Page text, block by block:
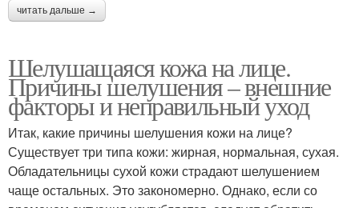
читать дальше →
Шелушащаяся кожа на лице.
Причины шелушения – внешние
факторы и неправильный уход
Итак, какие причины шелушения кожи на лице?
Существует три типа кожи: жирная, нормальная, сухая.
Обладательницы сухой кожи страдают шелушением
чаще остальных. Это закономерно. Однако, если со